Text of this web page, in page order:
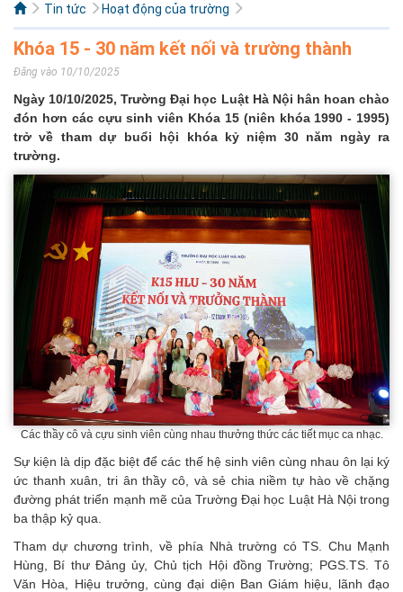
Tin tức Hoạt động của trường
Khóa 15 - 30 năm kết nối và trường thành
Đăng vào 10/10/2025
Ngày 10/10/2025, Trường Đại học Luật Hà Nội hân hoan chào
đón hơn các cựu sinh viên Khóa 15 (niên khóa 1990 - 1995)
trở về tham dự buổi hội khóa kỷ niệm 30 năm ngày ra
trường.
Các thầy cô và cựu sinh viên cùng nhau thưởng thức các tiết mục ca nhạc.
Sự kiện là dịp đặc biệt để các thế hệ sinh viên cùng nhau ôn lại ký
ức thanh xuân, tri ân thầy cô, và sẻ chia niềm tự hào về chặng
đường phát triển mạnh mẽ của Trường Đại học Luật Hà Nội trong
ba thập kỷ qua.
Tham dự chương trình, về phía Nhà trường có TS. Chu Mạnh
Hùng, Bí thư Đảng ủy, Chủ tịch Hội đồng Trường; PGS.TS. Tô
Văn Hòa, Hiệu trưởng, cùng đại diện Ban Giám hiệu, lãnh đạo